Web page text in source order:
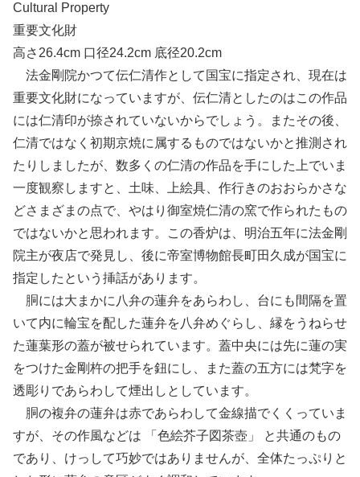
Cultural Property
重要文化財
高さ26.4cm 口径24.2cm 底径20.2cm
法金剛院かつて伝仁清作として国宝に指定され、現在は
重要文化財になっていますが、伝仁清としたのはこの作品
には仁清印が捺されていないからでしょう。またその後、
仁清ではなく初期京焼に属するものではないかと推測され
たりしましたが、数多くの仁清の作品を手にした上でいま
一度観察しますと、土味、上絵具、作行きのおおらかさな
どさまざまの点で、やはり御室焼仁清の窯で作られたもの
ではないかと思われます。この香炉は、明治五年に法金剛
院主が夜店で発見し、後に帝室博物館長町田久成が国宝に
指定したという挿話があります。
胴には大まかに八弁の蓮弁をあらわし、台にも間隔を置
いて内に輪宝を配した蓮弁を八弁めぐらし、縁をうねらせ
た蓮葉形の蓋が被せられています。蓋中央には先に蓮の実
をつけた金剛杵の把手を鈕にし、また蓋の五方には梵字を
透彫りであらわして煙出しとしています。
胴の複弁の蓮弁は赤であらわして金線描でくくっていま
すが、その作風などは 「色絵芥子図茶壺」 と共通のもの
であり、けっして巧妙ではありませんが、全体たっぷりと